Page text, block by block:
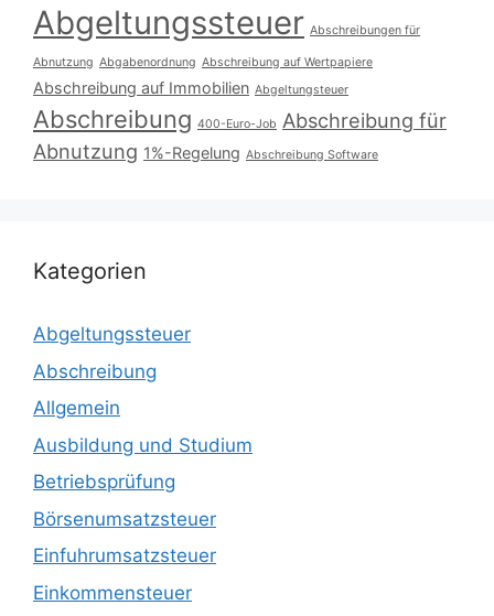
Abgeltungssteuer Abschreibungen für
Abnutzung Abgabenordnung Abschreibung auf Wertpapiere
Abschreibung auf Immobilien Abgeltungsteuer
Abschreibung 400-Euro-Job Abschreibung für
Abnutzung 1%-Regelung Abschreibung Software
Kategorien
Abgeltungssteuer
Abschreibung
Allgemein
Ausbildung und Studium
Betriebsprüfung
Börsenumsatzsteuer
Einfuhrumsatzsteuer
Einkommensteuer